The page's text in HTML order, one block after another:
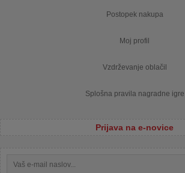
Postopek nakupa
Moj profil
Vzdrževanje oblačil
Splošna pravila nagradne igre
Prijava na e-novice